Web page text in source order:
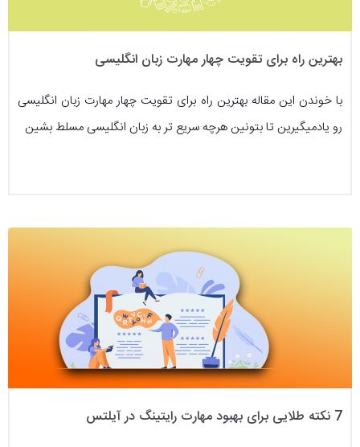
بهترین راه برای تقویت چهار مهارت زبان انگلیسی
با خوندن این مقاله بهترین راه برای تقویت چهار مهارت زبان انگلیسی
رو یادمیگیرین تا بتونین هرچه سریع تر به زبان انگلیسی مسلط بشین
7 نکته طلایی برای بهبود مهارت رایتینگ در آیلتس